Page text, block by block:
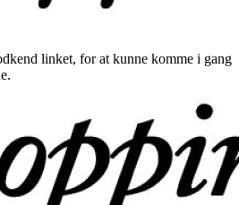
linket, for at kunne komme i gang